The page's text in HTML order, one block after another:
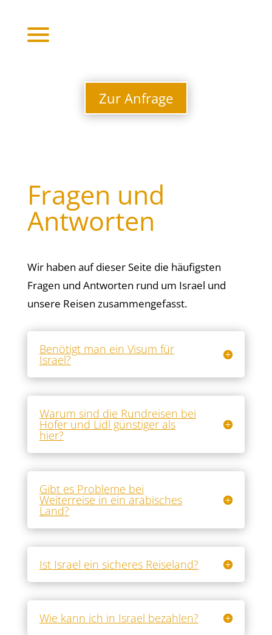
Zur Anfrage
Fragen und
Antworten
Wir haben auf dieser Seite die häufigsten
Fragen und Antworten rund um Israel und
unsere Reisen zusammengefasst.
Benötigt man ein Visum für
Israel?
Warum sind die Rundreisen bei
Hofer und Lidl günstiger als
hier?
Gibt es Probleme bei
Weiterreise in ein arabisches
Land?
Ist Israel ein sicheres Reiseland?
Wie kann ich in Israel bezahlen?